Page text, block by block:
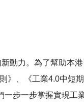
新動力。為了幫助本
》、《工業4.0中短
步一步掌握實現工